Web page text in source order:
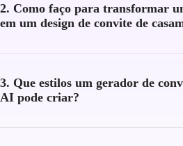
2. Como faço para transformar
em um design de convite de
3. Que estilos um gerador de
AI pode criar?